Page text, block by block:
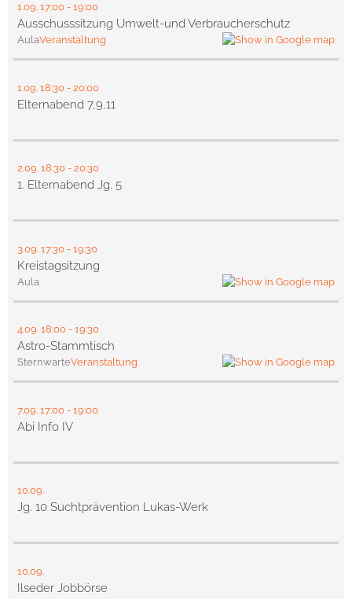
1.09. 17:00 - 19:00
Ausschusssitzung Umwelt-und Verbraucherschutz
AulaVeranstaltung
1.09. 18:30 - 20:00
Elternabend 7,9,11
2.09. 18:30 - 20:30
1. Elternabend Jg. 5
3.09. 17:30 - 19:30
Kreistagsitzung
Aula
4.09. 18:00 - 19:30
Astro-Stammtisch
SternwarteVeranstaltung
7.09. 17:00 - 19:00
Abi Info IV
10.09.
Jg. 10 Suchtprävention Lukas-Werk
10.09.
Ilseder Jobbörse